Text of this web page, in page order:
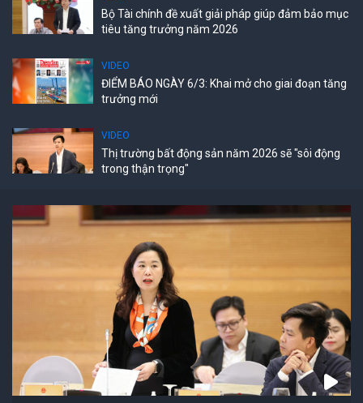
Bộ Tài chính đề xuất giải pháp giúp đảm bảo mục
tiêu tăng trưởng năm 2026
VIDEO
ĐIỂM BÁO NGÀY 6/3: Khai mở cho giai đoạn tăng
trưởng mới
VIDEO
Thị trường bất động sản năm 2026 sẽ "sôi động
trong thận trọng"